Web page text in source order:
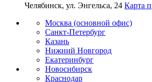
Челябинск, ул. Энгельса, 24 Карта
Москва (основной офис)
Санкт-Петербург
Казань
Нижний Новгород
Екатеринбург
Новосибирск
Краснодар